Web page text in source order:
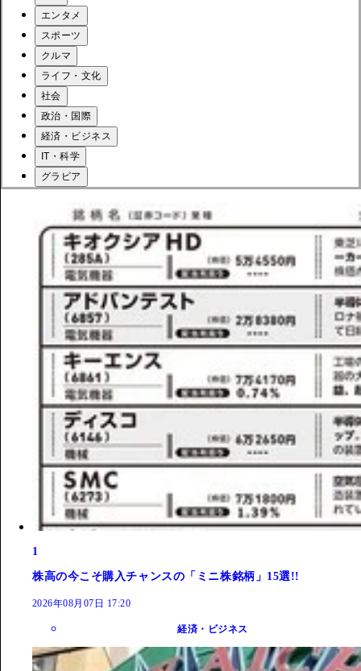
エンタメ
スポーツ
クルマ
ライフ・文化
社会
政治・国際
経済・ビジネス
IT・科学
グラビア
1
株高の今こそ購入チャンスの「ミニ株銘柄」15選!!
2026年08月07日 17:20
経済・ビジネス